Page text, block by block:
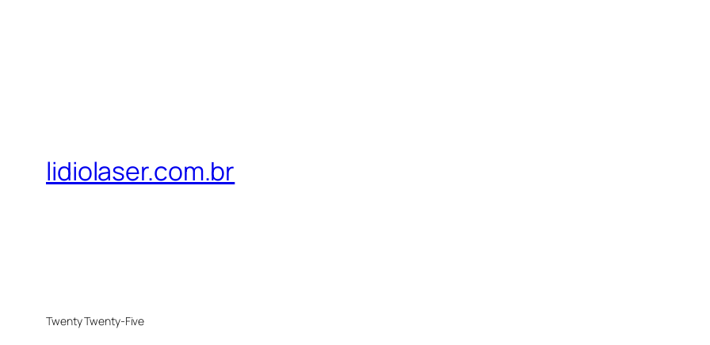
lidiolaser.com.br
Twenty Twenty-Five